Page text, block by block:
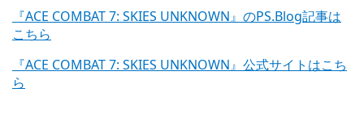
『ACE COMBAT 7: SKIES UNKNOWN』のPS.Blog記事は
こちら
『ACE COMBAT 7: SKIES UNKNOWN』公式サイトはこち
ら